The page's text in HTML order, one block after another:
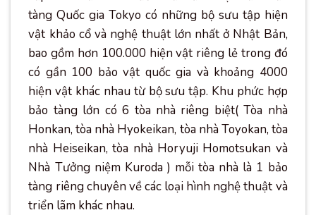
tàng Quốc gia Tokyo có những bộ sưu tập hiện
vật khảo cổ và nghệ thuật lớn nhất ở Nhật Bản,
bao gồm hơn 100.000 hiện vật riêng lẻ trong đó
có gần 100 bảo vật quốc gia và khoảng 4000
hiện vật khác nhau từ bộ sưu tập. Khu phức hợp
bảo tàng lớn có 6 tòa nhà riêng biệt( Tòa nhà
Honkan, tòa nhà Hyokeikan, tòa nhà Toyokan, tòa
nhà Heiseikan, tòa nhà Horyuji Homotsukan và
Nhà Tưởng niệm Kuroda ) mỗi tòa nhà là 1 bảo
tàng riêng chuyên về các loại hình nghệ thuật và
triển lãm khác nhau.